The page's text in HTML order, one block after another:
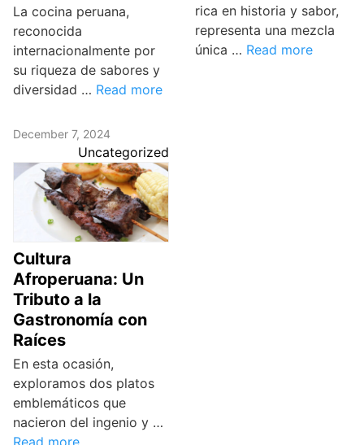
La cocina peruana,
reconocida
internacionalmente por
su riqueza de sabores y
diversidad … Read more
rica en historia y sabor,
representa una mezcla
única … Read more
December 7, 2024
Uncategorized
Cultura
Afroperuana: Un
Tributo a la
Gastronomía con
Raíces
En esta ocasión,
exploramos dos platos
emblemáticos que
nacieron del ingenio y …
Read more